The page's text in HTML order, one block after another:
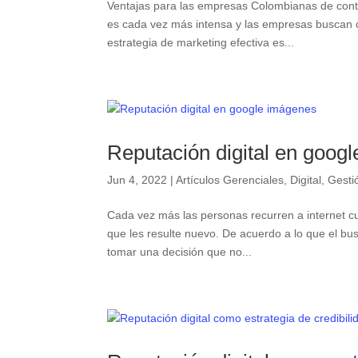
Ventajas para las empresas Colombianas de
es cada vez más intensa y las empresas
estrategia de marketing efectiva es...
Reputación digital en
Jun 4, 2022 |Artículos Gerenciales Digital ,
Cada vez más las personas recurren a internet
que les resulte nuevo. De acuerdo a lo que el
tomar una decisión que no...